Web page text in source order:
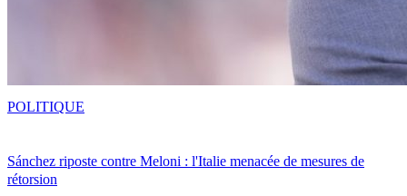
Sánchez riposte contre Meloni : l'Italie menacée de mesures de
rétorsion
POLITIQUE